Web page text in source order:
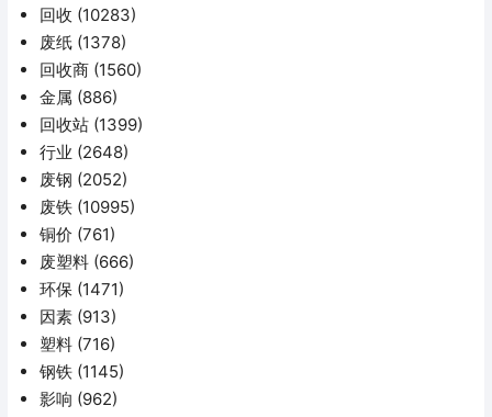
回收 (10283)
废纸 (1378)
回收商 (1560)
金属 (886)
回收站 (1399)
行业 (2648)
废钢 (2052)
废铁 (10995)
铜价 (761)
废塑料 (666)
环保 (1471)
因素 (913)
塑料 (716)
钢铁 (1145)
影响 (962)